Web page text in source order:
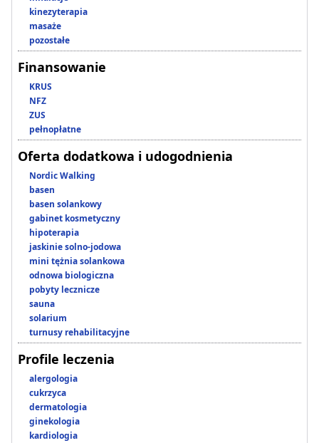
kinezyterapia
masaże
pozostałe
Finansowanie
KRUS
NFZ
ZUS
pełnopłatne
Oferta dodatkowa i udogodnienia
Nordic Walking
basen
basen solankowy
gabinet kosmetyczny
hipoterapia
jaskinie solno-jodowa
mini tężnia solankowa
odnowa biologiczna
pobyty lecznicze
sauna
solarium
turnusy rehabilitacyjne
Profile leczenia
alergologia
cukrzyca
dermatologia
ginekologia
kardiologia